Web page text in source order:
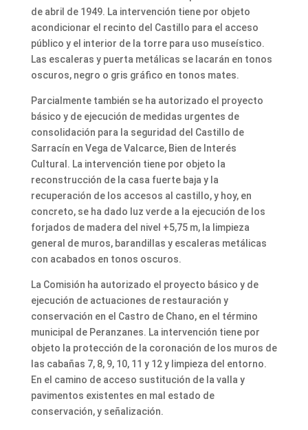
de abril de 1949. La intervención tiene por objeto
acondicionar el recinto del Castillo para el acceso
público y el interior de la torre para uso museístico.
Las escaleras y puerta metálicas se lacarán en tonos
oscuros, negro o gris gráfico en tonos mates.
Parcialmente también se ha autorizado el proyecto
básico y de ejecución de medidas urgentes de
consolidación para la seguridad del Castillo de
Sarracín en Vega de Valcarce, Bien de Interés
Cultural. La intervención tiene por objeto la
reconstrucción de la casa fuerte baja y la
recuperación de los accesos al castillo, y hoy, en
concreto, se ha dado luz verde a la ejecución de los
forjados de madera del nivel +5,75 m, la limpieza
general de muros, barandillas y escaleras metálicas
con acabados en tonos oscuros.
La Comisión ha autorizado el proyecto básico y de
ejecución de actuaciones de restauración y
conservación en el Castro de Chano, en el término
municipal de Peranzanes. La intervención tiene por
objeto la protección de la coronación de los muros de
las cabañas 7, 8, 9, 10, 11 y 12 y limpieza del entorno.
En el camino de acceso sustitución de la valla y
pavimentos existentes en mal estado de
conservación, y señalización.